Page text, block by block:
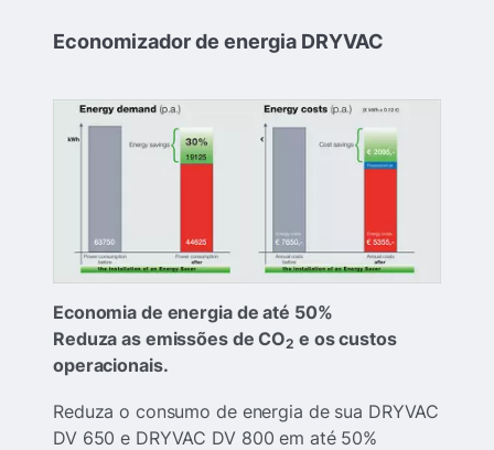
Economizador de energia DRYVAC
Economia de energia de até 50%
Reduza as emissões de CO2 e os custos
operacionais.
Reduza o consumo de energia de sua DRYVAC
DV 650 e DRYVAC DV 800 em até 50%